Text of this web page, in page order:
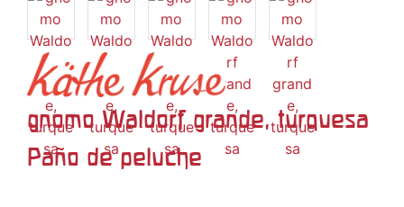
gnomo Waldorf grande, turquesa
Paño de peluche